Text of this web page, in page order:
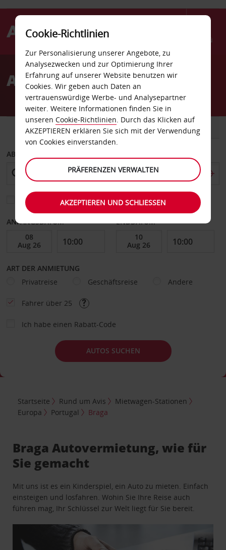
Menü
AvisAutovermietung Braga
FAHRZEUG TRANSPORTER
ABHOLEN VON
Eine andere Rückgabestation auswählen
ANFANGSDATUM ENDDATUM
ART DER ANMIETUNG
Privatreise
Geschäftsreise Andere
Fahrer über 25
Ich habe einen Rabatt-Code
AUTOS SUCHEN
Startseite Rund um Avis
Mietwagen-Stationen
Europa
Portugal Braga
Braga Autovermietung, wie für
Sie gemacht
Mit uns ist es ein Kinderspiel, ein Auto zu mieten. Einfach
einsteigen und losfahren. Wohin Sie Ihre Reise auch
führen mag, Ihr Schlüssel zur Welt liegt für Sie bereit.
Cookie-Richtlinien
Zur Personalisierung unserer Angebote, zu
Analysezwecken und zur Optimierung Ihrer
Erfahrung auf unserer Website benutzen wir
Cookies. Wir geben auch Daten an
vertrauenswürdige Werbe- und Analysepartner
weiter. Weitere Informationen finden Sie in
unseren Cookie-Richtlinien. Durch das Klicken auf
AKZEPTIEREN erklären Sie sich mit der Verwendung
von Cookies einverstanden.
PRÄFERENZEN VERWALTEN
AKZEPTIEREN UND SCHLIESSEN